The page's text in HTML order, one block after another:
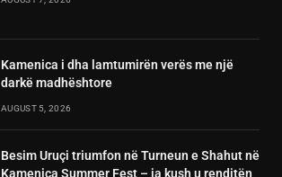
Kamenica i dha lamtumirën verës me një
darkë madhështore
AUGUST 5, 2026
Besim Uruçi triumfon në Turneun e Shahut në
Kamenica Summer Fest – ja kush u renditën